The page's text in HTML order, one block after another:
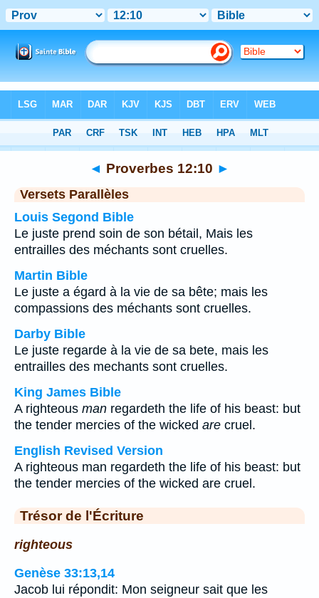
Chapitre 12 > Verset 10
◄ Proverbes 12:10 ►
Versets Parallèles
Louis Segond Bible
Le juste prend soin de son bétail, Mais les
entrailles des méchants sont cruelles.
Martin Bible
Le juste a égard à la vie de sa bête; mais les
compassions des méchants sont cruelles.
Darby Bible
Le juste regarde à la vie de sa bete, mais les
entrailles des mechants sont cruelles.
King James Bible
A righteous man regardeth the life of his beast: but
the tender mercies of the wicked are cruel.
English Revised Version
A righteous man regardeth the life of his beast: but
the tender mercies of the wicked are cruel.
Trésor de l'Écriture
righteous
Genèse 33:13,14
Jacob lui répondit: Mon seigneur sait que les